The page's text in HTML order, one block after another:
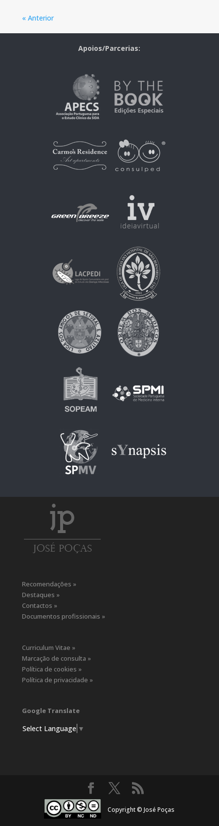
« Anterior
Apoios/Parcerias:
Recomendações »
Destaques »
Contactos »
Documentos profissionais »
Curriculum Vitae »
Marcação de consulta »
Política de cookies »
Política de privacidade »
Google Translate
Select Language ▼
Copyright © José Poças